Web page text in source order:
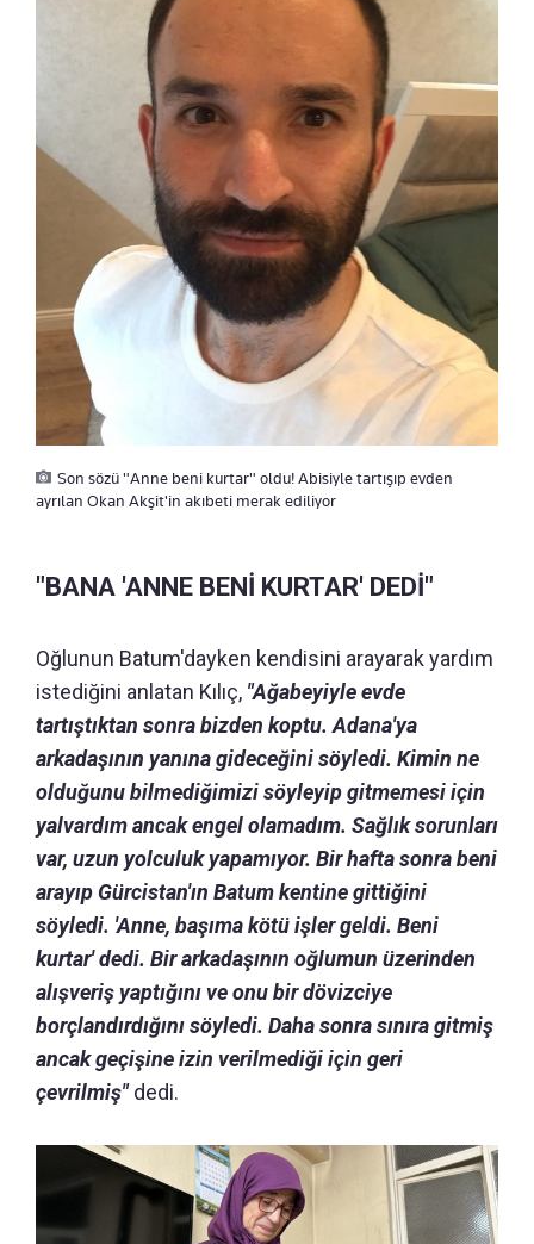
Son sözü "Anne beni kurtar" oldu! Abisiyle tartışıp evden
ayrılan Okan Akşit'in akıbeti merak ediliyor
"BANA 'ANNE BENİ KURTAR' DEDİ"
Oğlunun Batum'dayken kendisini arayarak yardım
istediğini anlatan Kılıç, "Ağabeyiyle evde
tartıştıktan sonra bizden koptu. Adana'ya
arkadaşının yanına gideceğini söyledi. Kimin ne
olduğunu bilmediğimizi söyleyip gitmemesi için
yalvardım ancak engel olamadım. Sağlık sorunları
var, uzun yolculuk yapamıyor. Bir hafta sonra beni
arayıp Gürcistan'ın Batum kentine gittiğini
söyledi. 'Anne, başıma kötü işler geldi. Beni
kurtar' dedi. Bir arkadaşının oğlumun üzerinden
alışveriş yaptığını ve onu bir dövizciye
borçlandırdığını söyledi. Daha sonra sınıra gitmiş
ancak geçişine izin verilmediği için geri
çevrilmiş"dedi.